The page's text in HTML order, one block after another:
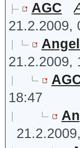
AGC
21.2.2009,
21.2.2009,
18:47